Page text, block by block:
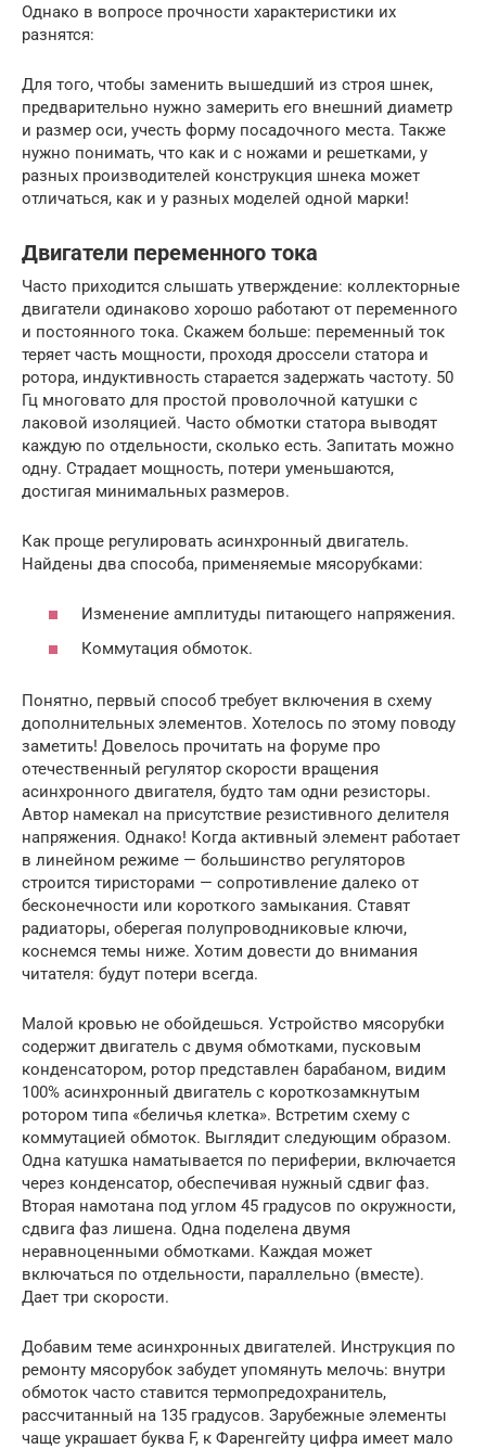
Однако в вопросе прочности характеристики их
разнятся:
Для того, чтобы заменить вышедший из строя шнек,
предварительно нужно замерить его внешний диаметр
и размер оси, учесть форму посадочного места. Также
нужно понимать, что как и с ножами и решетками, у
разных производителей конструкция шнека может
отличаться, как и у разных моделей одной марки!
Двигатели переменного тока
Часто приходится слышать утверждение: коллекторные
двигатели одинаково хорошо работают от переменного
и постоянного тока. Скажем больше: переменный ток
теряет часть мощности, проходя дроссели статора и
ротора, индуктивность старается задержать частоту. 50
Гц многовато для простой проволочной катушки с
лаковой изоляцией. Часто обмотки статора выводят
каждую по отдельности, сколько есть. Запитать можно
одну. Страдает мощность, потери уменьшаются,
достигая минимальных размеров.
Как проще регулировать асинхронный двигатель.
Найдены два способа, применяемые мясорубками:
Изменение амплитуды питающего напряжения.
Коммутация обмоток.
Понятно, первый способ требует включения в схему
дополнительных элементов. Хотелось по этому поводу
заметить! Довелось прочитать на форуме про
отечественный регулятор скорости вращения
асинхронного двигателя, будто там одни резисторы.
Автор намекал на присутствие резистивного делителя
напряжения. Однако! Когда активный элемент работает
в линейном режиме — большинство регуляторов
строится тиристорами — сопротивление далеко от
бесконечности или короткого замыкания. Ставят
радиаторы, оберегая полупроводниковые ключи,
коснемся темы ниже. Хотим довести до внимания
читателя: будут потери всегда.
Малой кровью не обойдешься. Устройство мясорубки
содержит двигатель с двумя обмотками, пусковым
конденсатором, ротор представлен барабаном, видим
100% асинхронный двигатель с короткозамкнутым
ротором типа «беличья клетка». Встретим схему с
коммутацией обмоток. Выглядит следующим образом.
Одна катушка наматывается по периферии, включается
через конденсатор, обеспечивая нужный сдвиг фаз.
Вторая намотана под углом 45 градусов по окружности,
сдвига фаз лишена. Одна поделена двумя
неравноценными обмотками. Каждая может
включаться по отдельности, параллельно (вместе).
Дает три скорости.
Добавим теме асинхронных двигателей. Инструкция по
ремонту мясорубок забудет упомянуть мелочь: внутри
обмоток часто ставится термопредохранитель,
рассчитанный на 135 градусов. Зарубежные элементы
чаще украшает буква F, к Фаренгейту цифра имеет мало